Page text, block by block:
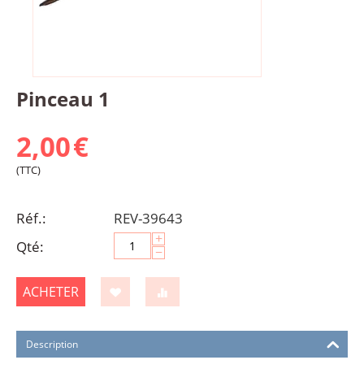
Pinceau 1
2,00€
(TTC)
Réf.:
REV-39643
Qté:
+
−
ACHETER
Description